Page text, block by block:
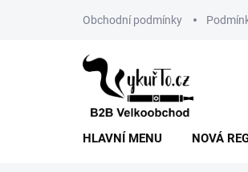
Obchodní podmínky
HLAVNÍ MENU NOVÁ